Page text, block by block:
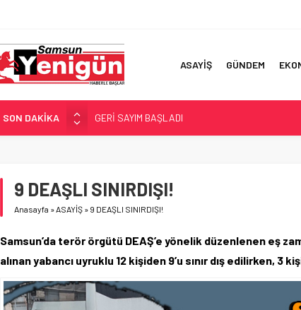
ASAYİŞ GÜNDEM
SON DAKİKA
GERİ SAYIM BAŞLADI
SAMSUNSPOR’DA HEDEF 5’İNCİLİK!
İŞTE FINDIK FİYATI!
YÖNETİCİ SEÇERKEN YAPILAN EN BÜYÜK
9 DEAŞLI SINIRDIŞI!
Anasayfa »ASAYİŞ » 9 DEAŞLI SINIRDIŞI!
Samsun’da terör örgütü DEAŞ’e yönelik düzenlenen eş
alınan yabancı uyruklu 12 kişiden 9’u sınır dış edilirken, 3